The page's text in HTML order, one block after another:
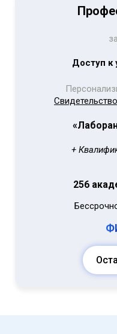
Доступ к
+
256